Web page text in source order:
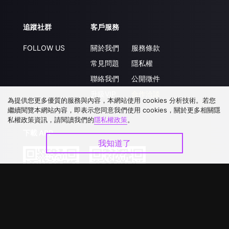
追蹤社群
FOLLOW US
客戶服務
關於我們
常見問題
聯絡我們
服務條款
隱私權
公開徵件
下載 APP
為提供您更多優質的服務與內容，本網站使用 cookies 分析技術。若您
繼續閱覽本網站內容，即表示您同意我們使用 cookies，關於更多相關隱
私權政策資訊，請閱讀我們的隱私權政策。
我知道了